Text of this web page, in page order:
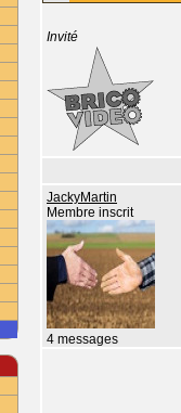
Invité
JackyMartin
Membre inscrit
4 messages